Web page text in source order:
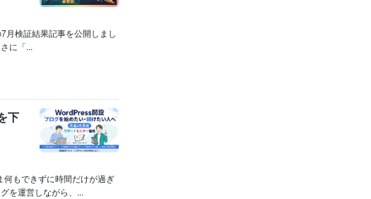
月検証結果記事を公開しまし
に「...
下
もできずに時間だけが過ぎ
を運営しながら、...